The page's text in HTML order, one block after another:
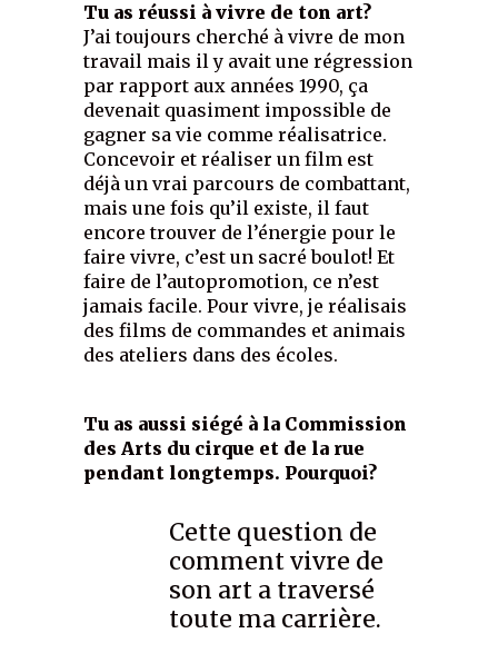
Tu as réussi à vivre de ton art?
J’ai toujours cherché à vivre de mon
travail mais il y avait une régression
par rapport aux années 1990, ça
devenait quasiment impossible de
gagner sa vie comme réalisatrice.
Concevoir et réaliser un film est
déjà un vrai parcours de combattant,
mais une fois qu’il existe, il faut
encore trouver de l’énergie pour le
faire vivre, c’est un sacré boulot! Et
faire de l’autopromotion, ce n’est
jamais facile. Pour vivre, je réalisais
des films de commandes et animais
des ateliers dans des écoles.
Tu as aussi siégé à la Commission
des Arts du cirque et de la rue
pendant longtemps. Pourquoi?
Cette question de
comment vivre de
son art a traversé
toute ma carrière.